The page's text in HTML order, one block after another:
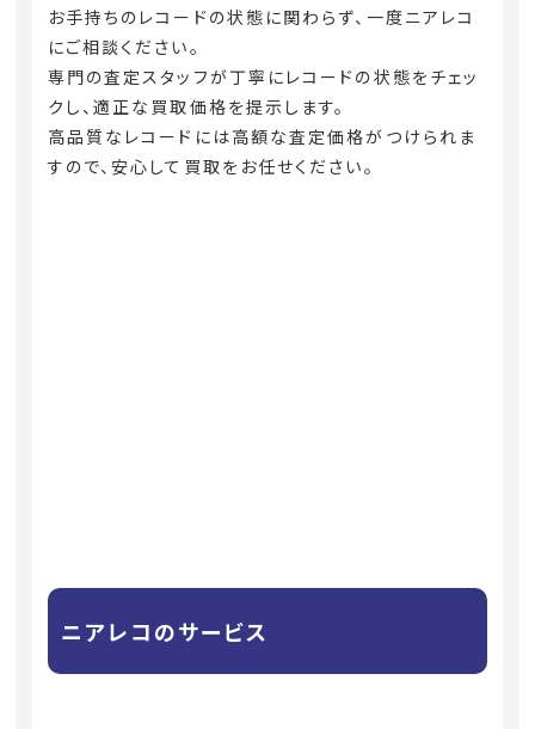
お手持ちのレコードの状態に関わらず、一度ニアレコ
にご相談ください。
専門の査定スタッフが丁寧にレコードの状態をチェッ
クし、適正な買取価格を提示します。
高品質なレコードには高額な査定価格がつけられま
すので、安心して買取をお任せください。
ニアレコのサービス